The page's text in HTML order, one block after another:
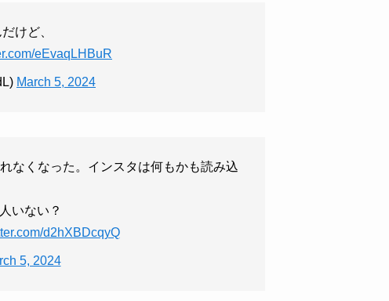
けど、
eEvaqLHBuR
March 5, 2024
なくなった。インスタは何もかも読み込
いない？
d2hXBDcqyQ
5, 2024